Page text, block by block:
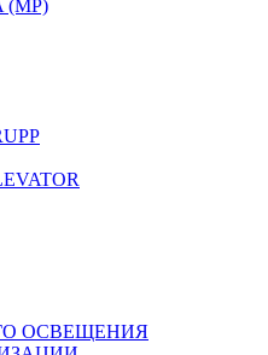
(MP)
ОСВЕЩЕНИЯ